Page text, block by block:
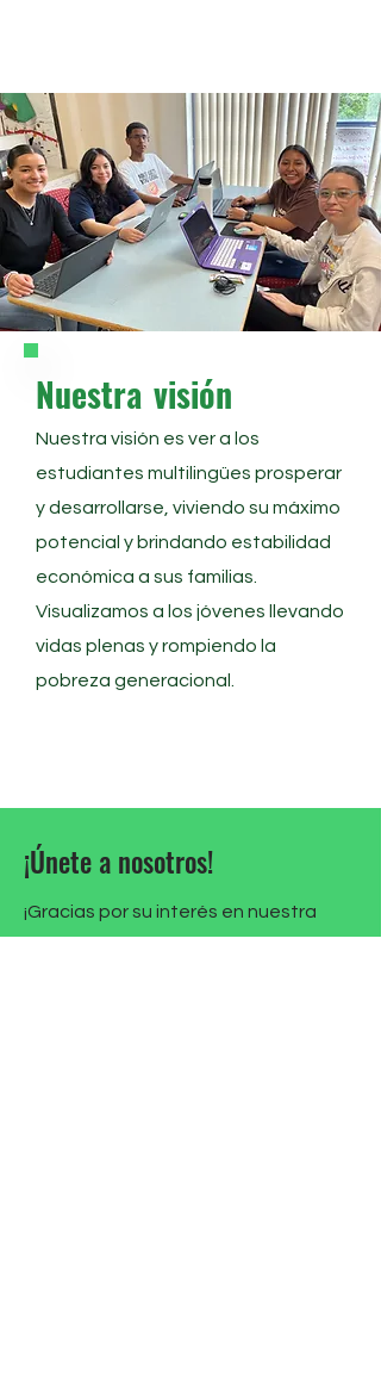
Nuestra visión
Nuestra visión es ver a los
estudiantes multilingües prosperar
y desarrollarse, viviendo su máximo
potencial y brindando estabilidad
económica a sus familias.
Visualizamos a los jóvenes llevando
vidas plenas y rompiendo la
pobreza generacional.
¡Únete a nosotros!
¡Gracias por su interés en nuestra